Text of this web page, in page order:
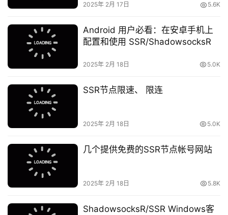
2025年 2月 17日 5.6K
Android 用户必看：在安卓手机上
配置和使用 SSR/ShadowsocksR
2025年 2月 18日 5.0K
SSR节点限速、 限连
2025年 2月 18日 5.0K
几个提供免费的SSR节点帐号网站
2025年 2月 18日 5.8K
ShadowsocksR/SSR Windows客